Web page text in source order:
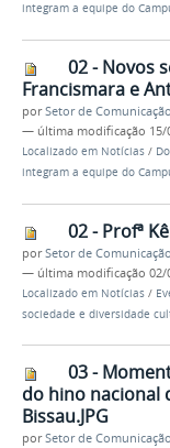
integram a equipe do
02 - Novos
Francismara e
porSetor de Comunicação
— última modificação 15/
Localizado em Notícias /
integram a equipe do
02 - Profª
porSetor de Comunicação
— última modificação 02/
Localizado em Notícias /
sociedade e diversidade
03 -
do hino nacional
Bissau.JPG
porSetor de Comunicação